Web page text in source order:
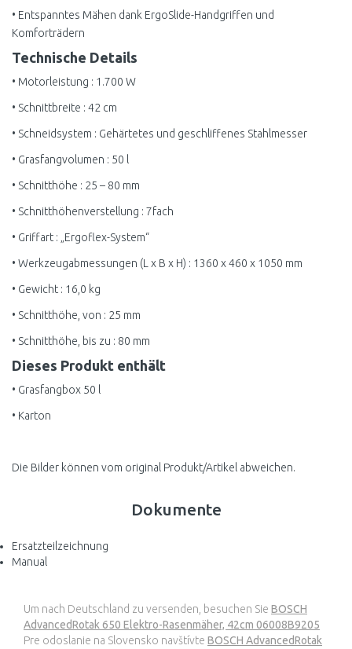
• Entspanntes Mähen dank ErgoSlide-Handgriffen und
Komforträdern
Technische Details
• Motorleistung : 1.700 W
• Schnittbreite : 42 cm
• Schneidsystem : Gehärtetes und geschliffenes Stahlmesser
• Grasfangvolumen : 50 l
• Schnitthöhe : 25 – 80 mm
• Schnitthöhenverstellung : 7fach
• Griffart : „Ergoflex-System“
• Werkzeugabmessungen (L x B x H) : 1360 x 460 x 1050 mm
• Gewicht : 16,0 kg
• Schnitthöhe, von : 25 mm
• Schnitthöhe, bis zu : 80 mm
Dieses Produkt enthält
• Grasfangbox 50 l
• Karton
Die Bilder können vom original Produkt/Artikel abweichen.
Dokumente
Ersatzteilzeichnung
Manual
Um nach Deutschland zu versenden, besuchen Sie BOSCH
AdvancedRotak 650 Elektro-Rasenmäher, 42cm 06008B9205
Pre odoslanie na Slovensko navštívte BOSCH AdvancedRotak